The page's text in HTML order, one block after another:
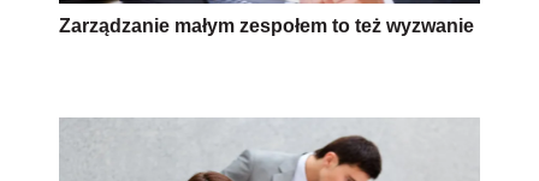
Zarządzanie małym zespołem to też wyzwanie